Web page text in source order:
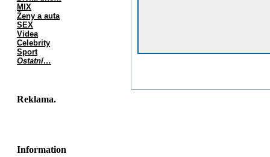
MIX
Ženy a auta
SEX
Videa
Celebrity
Sport
Ostatní…
Reklama.
Information